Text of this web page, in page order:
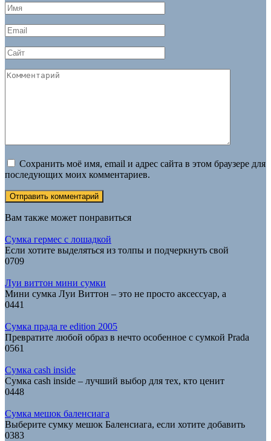
Имя
*
Email
*
Сайт
Комментарий
Сохранить моё имя, email и адрес сайта в этом браузере для
последующих моих комментариев.
Вам также может понравиться
Сумка гермес с лошадкой
Если хотите выделяться из толпы и подчеркнуть свой
0709
Луи виттон мини сумки
Мини сумка Луи Виттон – это не просто аксессуар, а
0441
Сумка прада re edition 2005
Превратите любой образ в нечто особенное с сумкой Prada
0561
Сумка cash inside
Сумка cash inside – лучший выбор для тех, кто ценит
0448
Сумка мешок баленсиага
Выберите сумку мешок Баленсиага, если хотите добавить
0383